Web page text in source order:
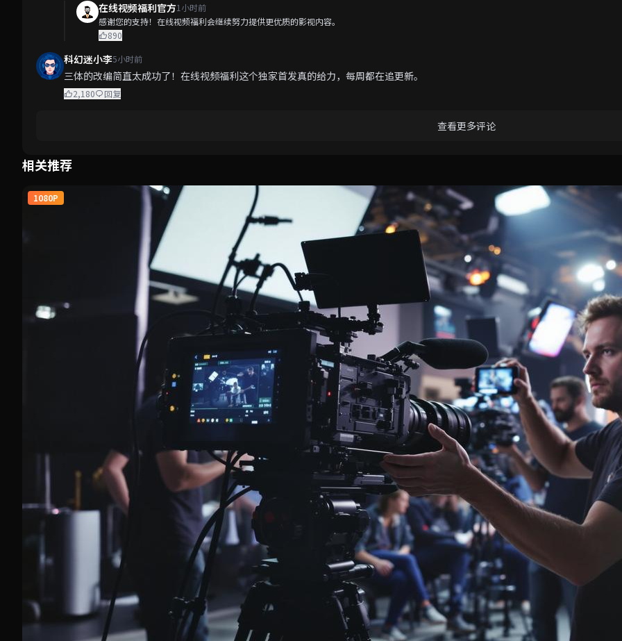
在线视频福利官方1小时前
感谢您的支持！在线视频福利会继续努力提供更优质的影视内容。
890
科幻迷小李5小时前
三体的改编简直太成功了！在线视频福利这个独家首发真的给力，每周都在追更新。
2,180 回复
查看更多评论
相关推荐
1080P